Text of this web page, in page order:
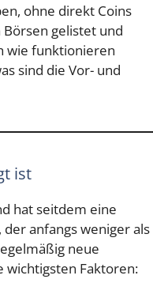
ohne direkt Coins
gelistet und
wie funktionieren
sind die Vor- und
ist
hat seitdem eine
anfangs weniger als
neue
wichtigsten Faktoren: